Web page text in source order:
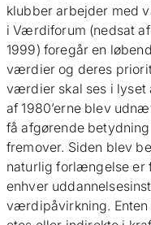
klubber arbejder med
i Værdiforum (nedsat
1999) foregår en
værdier og deres
værdier skal ses i lyset
af 1980’erne blev
få afgørende
fremover. Siden blev
naturlig forlængelse er
enhver
værdipåvirkning. Enten